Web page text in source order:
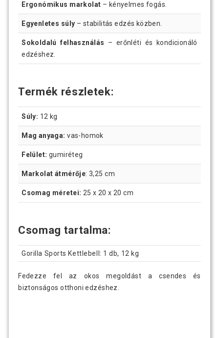
Ergonómikus markolat – kényelmes fogás.
Egyenletes súly – stabilitás edzés közben.
Sokoldalú felhasználás – erőnléti és kondicionáló
edzéshez.
Termék részletek:
Súly: 12 kg
Mag anyaga: vas-homok
Felület: gumiréteg
Markolat átmérője: 3,25 cm
Csomag méretei: 25 x 20 x 20 cm
Csomag tartalma:
Gorilla Sports Kettlebell: 1 db, 12 kg
Fedezze fel az okos megoldást a csendes és
biztonságos otthoni edzéshez.